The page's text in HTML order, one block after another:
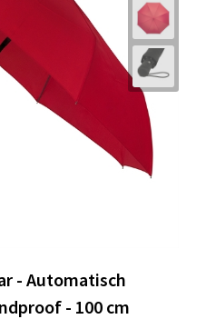
- Automatisch
- 100 cm